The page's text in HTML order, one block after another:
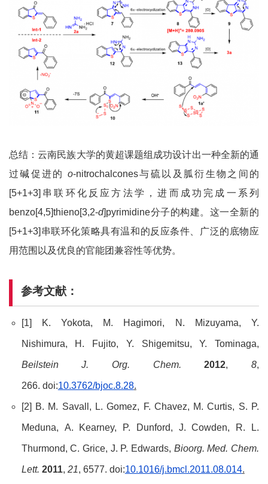
总结：云南民族大学的黄超课题组成功设计出一种全新的通
过碱促进的o-nitrochalcones与硫以及胍衍生物之间的
[5+1+3]串联环化反应方法学，进而成功完成一系列
benzo[4,5]thieno[3,2-d]pyrimidine分子的构建。这一全新的
[5+1+3]串联环化策略具有温和的反应条件、广泛的底物应
用范围以及优良的官能团兼容性等优势。
参考文献：
[1] K. Yokota, M. Hagimori, N. Mizuyama, Y.
Nishimura, H. Fujito, Y. Shigemitsu, Y. Tominaga,
Beilstein J. Org. Chem. 2012, 8,
266. doi:10.3762/bjoc.8.28.
[2] B. M. Savall, L. Gomez, F. Chavez, M. Curtis, S. P.
Meduna, A. Kearney, P. Dunford, J. Cowden, R. L.
Thurmond, C. Grice, J. P. Edwards, Bioorg. Med. Chem.
Lett. 2011, 21, 6577. doi:10.1016/j.bmcl.2011.08.014.